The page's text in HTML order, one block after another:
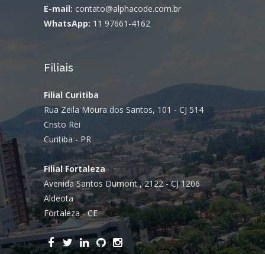
E-mail: contato@alphacode.com.br
WhatsApp: 11 97661-4162
Filiais
Filial Curitiba
Rua Zeila Moura dos Santos, 101 - CJ 514
Cristo Rei
Curitiba - PR
Filial Fortaleza
Avenida Santos Dumont , 2122 - CJ 1206
Aldeota
Fortaleza - CE